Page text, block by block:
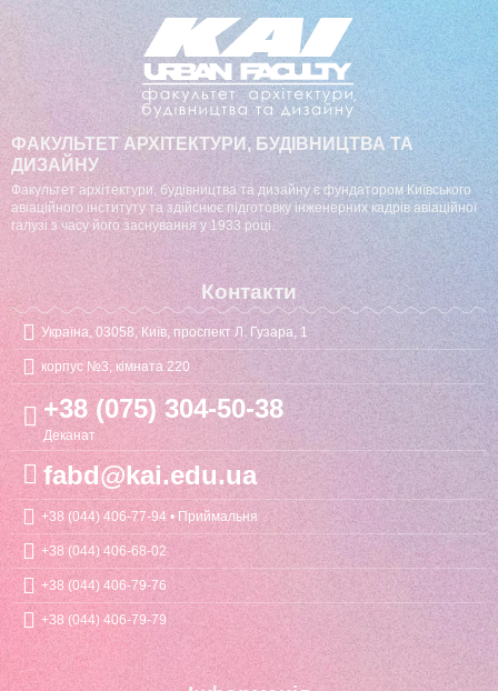
ФАКУЛЬТЕТ АРХІТЕКТУРИ, БУДІВНИЦТВА ТА
ДИЗАЙНУ
Факультет архітектури, будівництва та дизайну є фундатором Київського
авіаційного інституту та здійснює підготовку інженерних кадрів авіаційної
галузі з часу його заснування у 1933 році.
Контакти
Україна, 03058, Київ, проспект Л. Гузара, 1
корпус №3, кімната 220
+38 (075) 304-50-38
Деканат
fabd@kai.edu.ua
+38 (044) 406-77-94 • Приймальня
+38 (044) 406-68-02
+38 (044) 406-79-76
+38 (044) 406-79-79